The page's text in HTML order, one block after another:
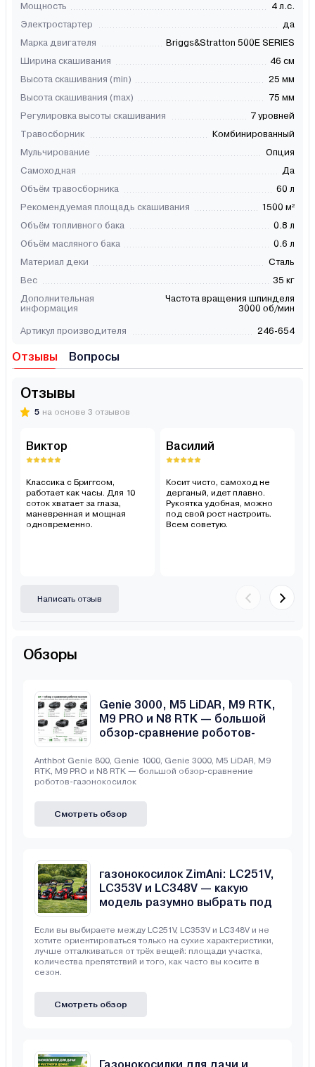
Мощность
4 л.с.
Электростартер
да
Марка двигателя
Briggs&Stratton 500E SERIES
Ширина скашивания
46 см
Высота скашивания (min)
25 мм
Высота скашивания (max)
75 мм
Регулировка высоты скашивания
7 уровней
Травосборник
Комбинированный
Мульчирование
Опция
Самоходная
Да
Объём травосборника
60 л
Рекомендуемая площадь скашивания
1500 м²
Объём топливного бака
0.8 л
Объём масляного бака
0.6 л
Материал деки
Сталь
Вес
35 кг
Дополнительная
информация
Частота вращения шпинделя
3000 об/мин
Артикул производителя 246-654
Отзывы Вопросы
Отзывы
5 на основе 3 отзывов
Виктор
Классика с Бриггсом,
работает как часы. Для 10
соток хватает за глаза,
маневренная и мощная
одновременно.
Василий
Косит чисто, самоход не
дерганый, идет плавно.
Рукоятка удобная, можно
под свой рост настроить.
Всем советую.
Написать отзыв
Обзоры
Genie 3000, M5 LiDAR, M9 RTK,
M9 PRO и N8 RTK — большой
обзор-сравнение роботов-
Anthbot Genie 800, Genie 1000, Genie 3000, M5 LiDAR, M9
RTK, M9 PRO и N8 RTK — большой обзор-сравнение
роботов-газонокосилок
Смотреть обзор
газонокосилок ZimAni: LC251V,
LC353V и LC348V — какую
модель разумно выбрать под
Если вы выбираете между LC251V, LC353V и LC348V и не
хотите ориентироваться только на сухие характеристики,
лучше отталкиваться от трёх вещей: площади участка,
количества препятствий и того, как часто вы косите в
сезон.
Смотреть обзор